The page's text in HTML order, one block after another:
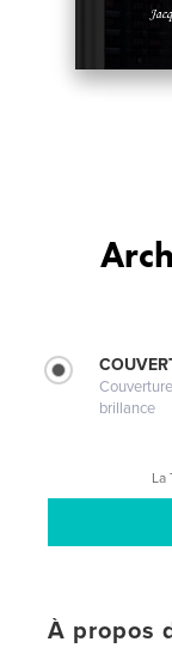
brillance
La
À propos